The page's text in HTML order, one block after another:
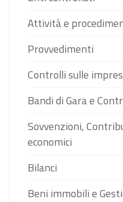
Attività e
Provvedimenti
Controlli sulle
Bandi di Gara e
Sovvenzioni,
economici
Bilanci
Beni immobili e